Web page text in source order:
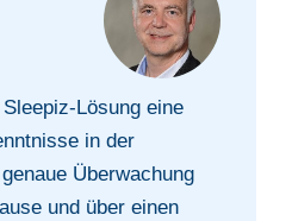
Lösung eine
in der
Überwachung
und über einen